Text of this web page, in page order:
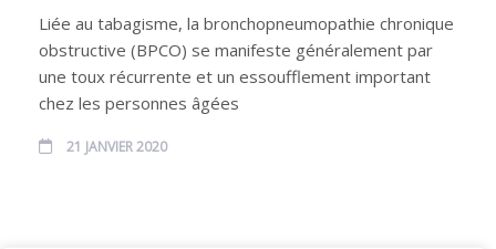
Liée au tabagisme, la bronchopneumopathie chronique
obstructive (BPCO) se manifeste généralement par
une toux récurrente et un essoufflement important
chez les personnes âgées
21 JANVIER 2020